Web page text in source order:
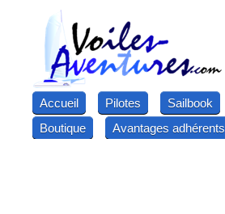
Accueil Pilotes Sailbook
Boutique
Avantages adhérents